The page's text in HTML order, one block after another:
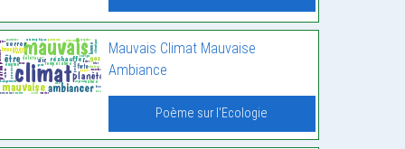
Mauvais Climat Mauvaise
Ambiance
Poème sur l'Ecologie